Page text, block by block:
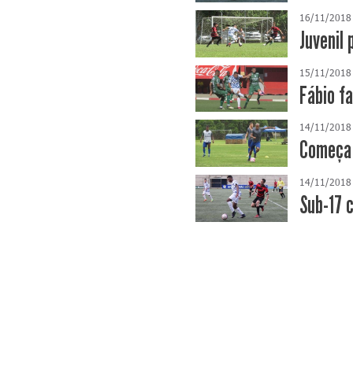
16/11/2018
Juvenil
15/11/2018
Fábio
14/11/2018
14/11/2018
Sub-